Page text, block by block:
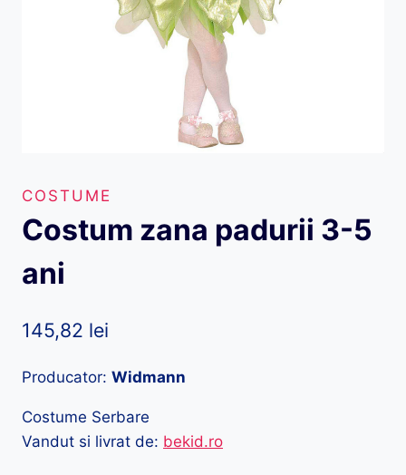
COSTUME
Costum zana padurii 3-5
ani
145,82 lei
Producator: Widmann
Costume Serbare
Vandut si livrat de: bekid.ro